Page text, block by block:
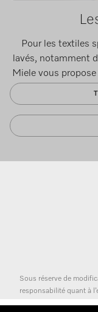
Pour les textiles
lavés, notamment
Miele vous
Sous réserve de
responsabilité quant à